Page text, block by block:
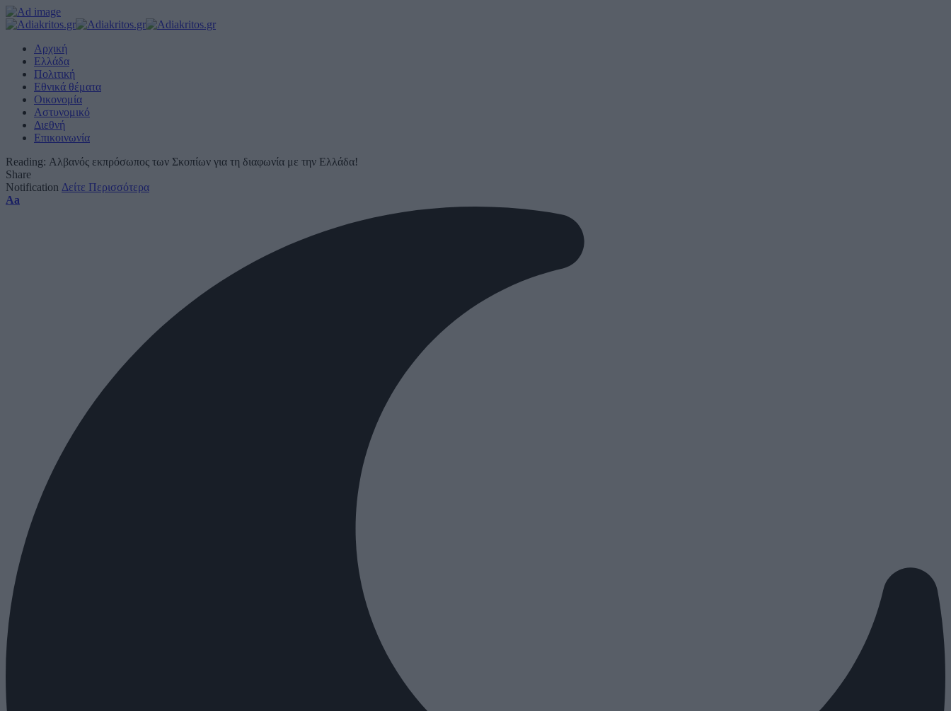
Αρχική
Ελλάδα
Πολιτική
Εθνικά θέματα
Οικονομία
Αστυνομικό
Διεθνή
Επικοινωνία
Reading: Αλβανός εκπρόσωπος των Σκοπίων για τη διαφωνία με την Ελλάδα!
Share
Notification Δείτε Περισσότερα
Font
Aa